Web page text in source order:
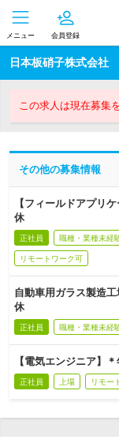
メニュー 会員登録
日本板硝子株式会社
この求人は現在募集
その他の募集情報
【フィールドアプリ
休
正社員 職種・業種未経
リモートワーク可
自動車用ガラス製造
休
正社員 職種・業種未経
【電気エンジニア】
正社員 上場 リモー